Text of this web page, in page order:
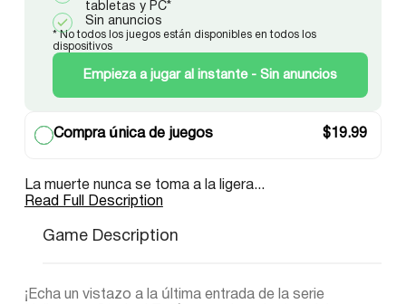
tabletas y PC*
Sin anuncios
* No todos los juegos están disponibles en todos los
dispositivos
Empieza a jugar al instante - Sin anuncios
Compra única de juegos $19.99
La muerte nunca se toma a la ligera...
Read Full Description
Game Description
¡Echa un vistazo a la última entrada de la serie